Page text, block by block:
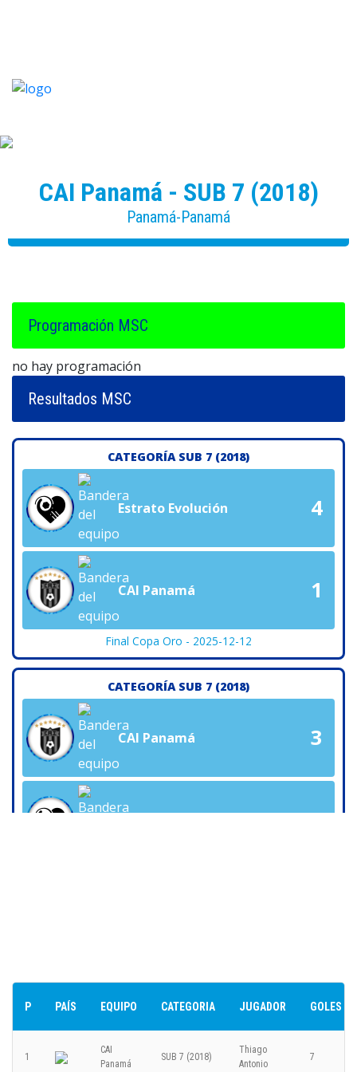
CAI Panamá - SUB 7 (2018)
Panamá-Panamá
Programación MSC
no hay programación
Resultados MSC
CATEGORÍA SUB 7 (2018)
Estrato Evolución 4
CAI Panamá 1
Final Copa Oro - 2025-12-12
CATEGORÍA SUB 7 (2018)
CAI Panamá 3
2
CAI Panamá 1
P PAÍS EQUIPO CATEGORIA JUGADOR GOLES
1
CAI
Panamá
SUB 7 (2018)
Thiago
Antonio
7